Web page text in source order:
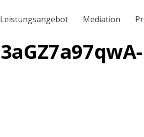
Leistungsangebot Mediation